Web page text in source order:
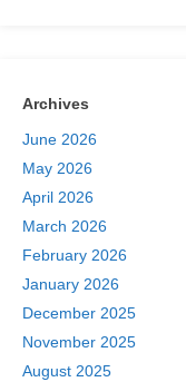
Archives
June 2026
May 2026
April 2026
March 2026
February 2026
January 2026
December 2025
November 2025
August 2025